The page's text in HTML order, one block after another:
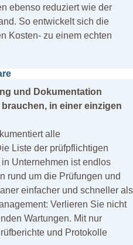
ebenso reduziert wie der
So entwickelt sich die
Kosten- zu einem echten
und Dokumentation
in einer einzigen
alle
Liste der prüfpflichtigen
Unternehmen ist endlos
rund um die Prüfungen und
einfacher und schneller als
Verlieren Sie nicht
Wartungen. Mit nur
und Protokolle